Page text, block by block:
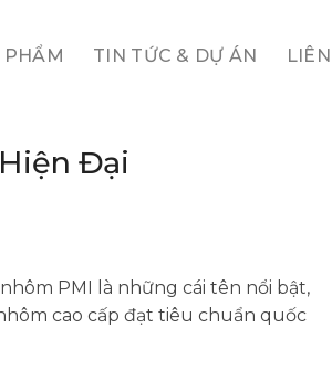
PHẨM TIN TỨC & DỰ ÁN
Đại
PMI là những cái tên nổi bật,
cao cấp đạt tiêu chuẩn quốc